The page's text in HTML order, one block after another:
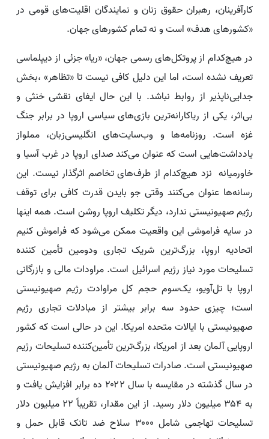
کارآفرینان، رهبران حقوق زنان و نمایندگان اقلیت‌های قومی در
«کشورهای هدف» است و نه تمام کشورهای جهان.
در هیچ‌کدام از پروتکل‌های رسمی جهان، «ریا» جزئی از دیپلماسی
تعریف نشده است، اما این دلیل کافی نیست تا «تظاهر» ،بخش
جدایی‌ناپذیر از روابط نباشد. با این حال ایفای نقشی خنثی و
بی‌اثر، یکی از ریاکارانه‌ترین بازی‌های سیاسی اروپا در برابر جنگ
غزه است. روزنامه‌ها و وب‌سایت‌های انگلیسی‌زبان، مملواز
یادداشت‌هایی است که عنوان می‌کند صدای اروپا در غرب آسیا و
خاورمیانه نزد هیچ‌کدام از طرف‌های تخاصم اثرگذار نیست. این
رسانه‌ها عنوان می‌کنند وقتی جو بایدن قدرت کافی برای توقف
رژیم صهیونیستی ندارد، دیگر تکلیف اروپا روشن است. همه اینها
در سایه فراموشی این واقعیت ممکن می‌شود که فراموش کنیم
اتحادیه اروپا، بزرگ‌ترین شریک تجاری ودومین تأمین کننده
تسلیحات مورد نیاز رژیم اسرائیل است. مراودات مالی و بازرگانی
اروپا با تل‌آویو، یک‌سوم حجم کل مراوادت رژیم صهیونیستی
است؛ چیزی حدود سه برابر بیشتر از مبادلات تجاری رژیم
صهیونیستی با ایالات متحده امریکا. این در حالی است که کشور
اروپایی آلمان بعد از امریکا، بزرگ‌ترین تأمین‌کننده تسلیحات رژیم
صهیونیستی است. صادرات تسلیحات آلمان به رژیم صهیونیستی
در سال گذشته در مقایسه با سال ۲۰۲۲ ده برابر افزایش یافت و
به ۳۵۴ میلیون دلار رسید. از این مقدار، تقریباً ۲۲ میلیون دلار
تسلیحات تهاجمی شامل ۳۰۰۰ سلاح ضد تانک قابل حمل و